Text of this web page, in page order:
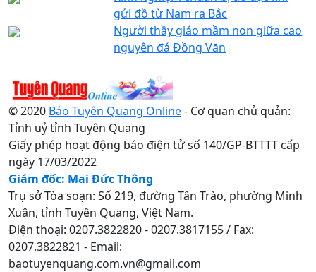
gửi đồ từ Nam ra Bắc
Người thầy giáo mầm non giữa cao
nguyên đá Đồng Văn
© 2020 Báo Tuyên Quang Online- Cơ quan chủ quản:
Tỉnh uỷ tỉnh Tuyên Quang
Giấy phép hoạt động báo điện tử số 140/GP-BTTTT cấp
ngày 17/03/2022
Giám đốc: Mai Đức Thông
Trụ sở Tòa soạn: Số 219, đường Tân Trào, phường Minh
Xuân, tỉnh Tuyên Quang, Việt Nam.
Điện thoại: 0207.3822820 - 0207.3817155 / Fax:
0207.3822821 - Email:
baotuyenquang.com.vn@gmail.com